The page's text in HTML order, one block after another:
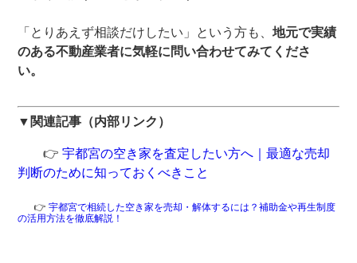
「とりあえず相談だけしたい」という方も、地元で実績
のある不動産業者に気軽に問い合わせてみてくださ
い。
▼関連記事（内部リンク）
👉宇都宮の空き家を査定したい方へ｜最適な売却
判断のために知っておくべきこと
👉宇都宮で相続した空き家を売却・解体するには？補助金や再生制度
の活用方法を徹底解説！